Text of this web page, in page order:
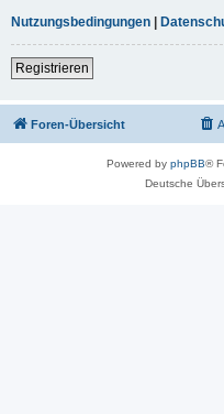
Nutzungsbedingungen |
Registrieren
Foren-Übersicht
Powered by phpBB®
Deutsche